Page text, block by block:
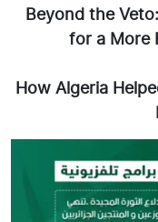
Beyond the
for a More
How Algeria